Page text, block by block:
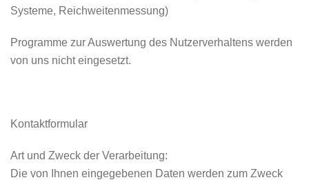
Systeme, Reichweitenmessung)
Programme zur Auswertung des Nutzerverhaltens werden
von uns nicht eingesetzt.
Kontaktformular
Art und Zweck der Verarbeitung:
Die von Ihnen eingegebenen Daten werden zum Zweck